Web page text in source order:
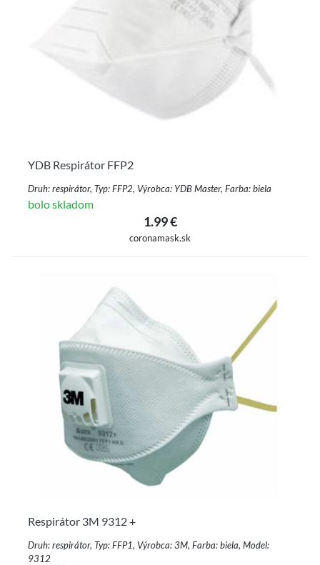
YDB Respirátor FFP2
Druh: respirátor, Typ: FFP2, Výrobca: YDB Master, Farba: biela
bolo skladom
1.99 €
coronamask.sk
Respirátor 3M 9312 +
Druh: respirátor, Typ: FFP1, Výrobca: 3M, Farba: biela, Model:
9312